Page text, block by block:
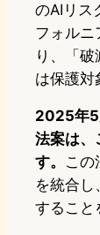
のAIリス
フォルニ
り、「
は保護対
2025年5
法案は、
す。 この
を統合
すること